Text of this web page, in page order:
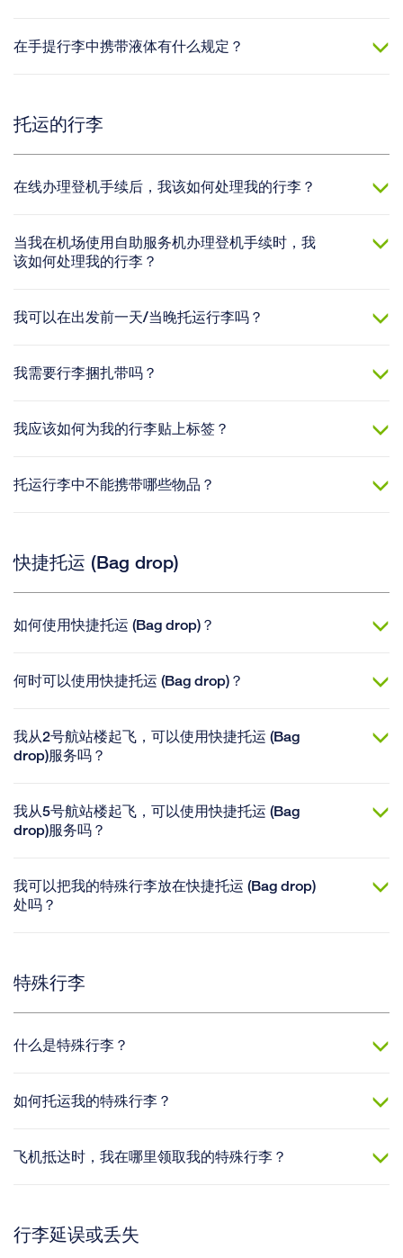
在手提行李中携带液体有什么规定？
托运的行李
在线办理登机手续后，我该如何处理我的行李？
当我在机场使用自助服务机办理登机手续时，我
该如何处理我的行李？
我可以在出发前一天/当晚托运行李吗？
我需要行李捆扎带吗？
我应该如何为我的行李贴上标签？
托运行李中不能携带哪些物品？
快捷托运 (Bag drop)
如何使用快捷托运 (Bag drop)？
何时可以使用快捷托运 (Bag drop)？
我从2号航站楼起飞，可以使用快捷托运 (Bag
drop)服务吗？
我从5号航站楼起飞，可以使用快捷托运 (Bag
drop)服务吗？
我可以把我的特殊行李放在快捷托运 (Bag drop)
处吗？
特殊行李
什么是特殊行李？
如何托运我的特殊行李？
飞机抵达时，我在哪里领取我的特殊行李？
行李延误或丢失